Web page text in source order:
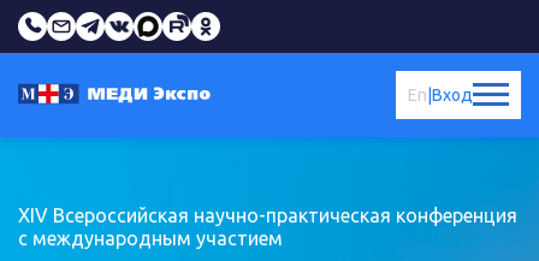
Вход
En
XIV Всероссийская научно-практическая конференция
с международным участием